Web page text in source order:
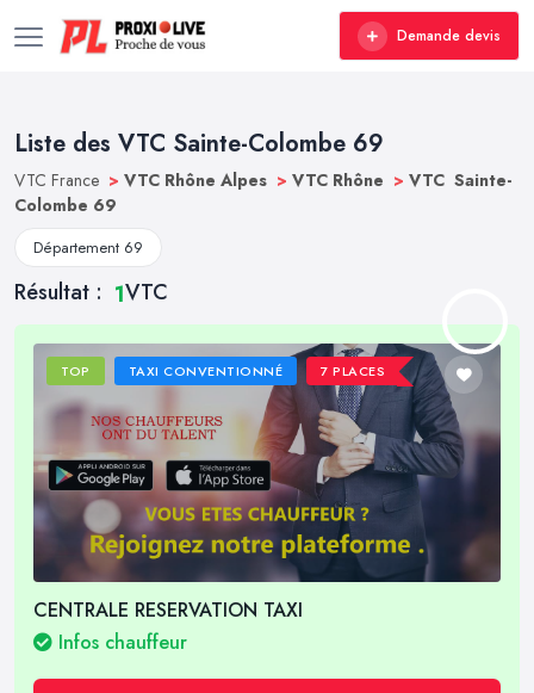
Demande devis
Liste des VTC Sainte-Colombe 69
VTC France > VTC Rhône Alpes > VTC Rhône > VTC Sainte-
Colombe 69
Département 69
Résultat : 1VTC
TOP TAXI CONVENTIONNÉ 7 PLACES
CENTRALE RESERVATION TAXI
Infos chauffeur